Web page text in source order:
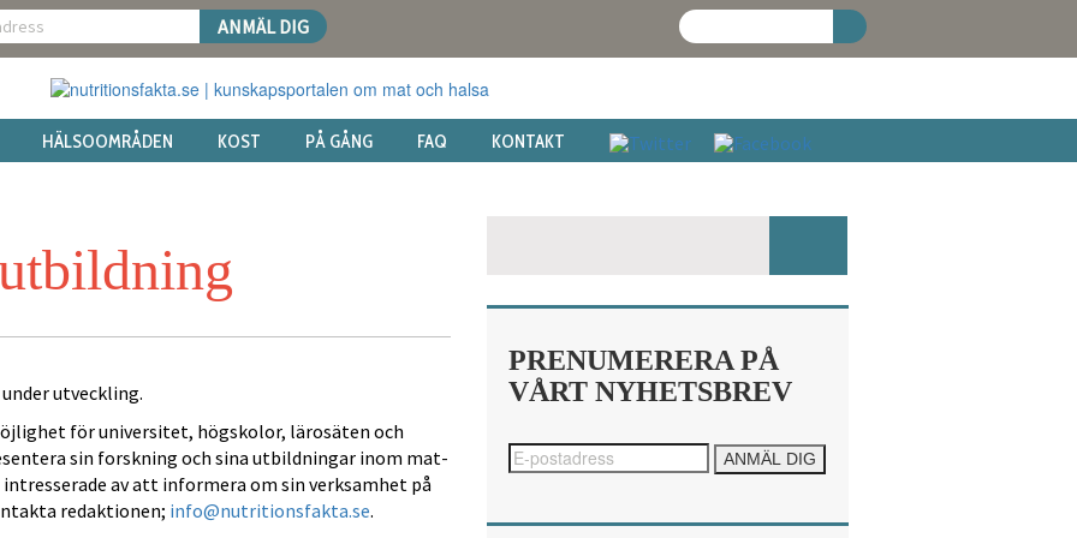
HÄLSOOMRÅDEN KOST PÅ GÅNG FAQ KONTAKT
utveckling.
för universitet, högskolor, lärosäten och
sin forskning och sina utbildningar inom mat-
av att informera om sin verksamhet på
redaktionen; info@nutritionsfakta.se.
PRENUMERERA PÅ
VÅRT NYHETSBREV